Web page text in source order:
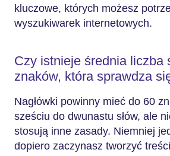
kluczowe, których możesz
wyszukiwarek internetowych.
Czy istnieje średnia liczba
znaków, która sprawdza
Nagłówki powinny mieć do 60
sześciu do dwunastu słów, ale
stosują inne zasady. Niemniej
dopiero zaczynasz tworzyć